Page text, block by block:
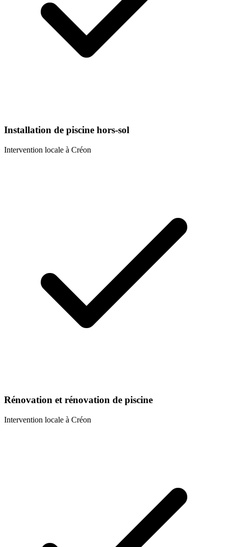
Installation de piscine hors-sol
Intervention locale à Créon
Rénovation et rénovation de piscine
Intervention locale à Créon